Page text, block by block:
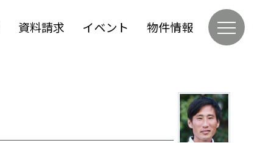
資料請求 イベント 物件情報